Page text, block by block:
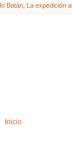
Batán La expedición
Inicio